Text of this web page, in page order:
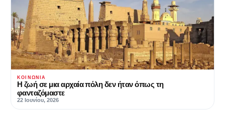
ΚΟΙΝΩΝΊΑ
Η ζωή σε μια αρχαία πόλη δεν ήταν όπως τη
φανταζόμαστε
22 Ιουνίου, 2026